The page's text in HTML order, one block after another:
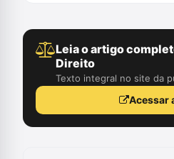
Leia o artigo
Direito
Texto integral no site da
Acessar